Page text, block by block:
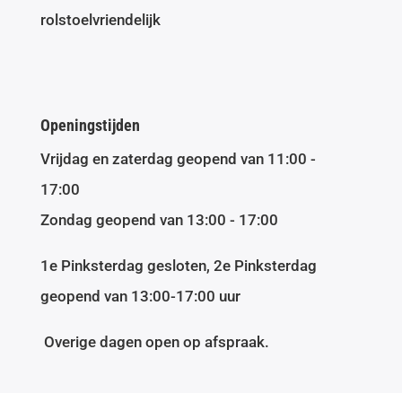
rolstoelvriendelijk
Openingstijden
Vrijdag en zaterdag geopend van 11:00 -
17:00
Zondag geopend van 13:00 - 17:00
1e Pinksterdag gesloten, 2e Pinksterdag
geopend van 13:00-17:00 uur
Overige dagen open op afspraak.